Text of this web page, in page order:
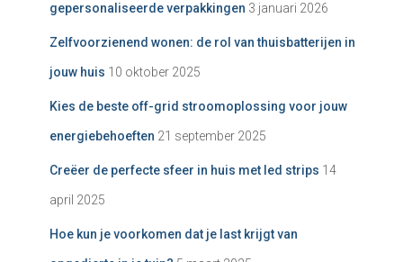
gepersonaliseerde verpakkingen 3 januari 2026
Zelfvoorzienend wonen: de rol van thuisbatterijen in
jouw huis 10 oktober 2025
Kies de beste off-grid stroomoplossing voor jouw
energiebehoeften 21 september 2025
Creëer de perfecte sfeer in huis met led strips 14
april 2025
Hoe kun je voorkomen dat je last krijgt van